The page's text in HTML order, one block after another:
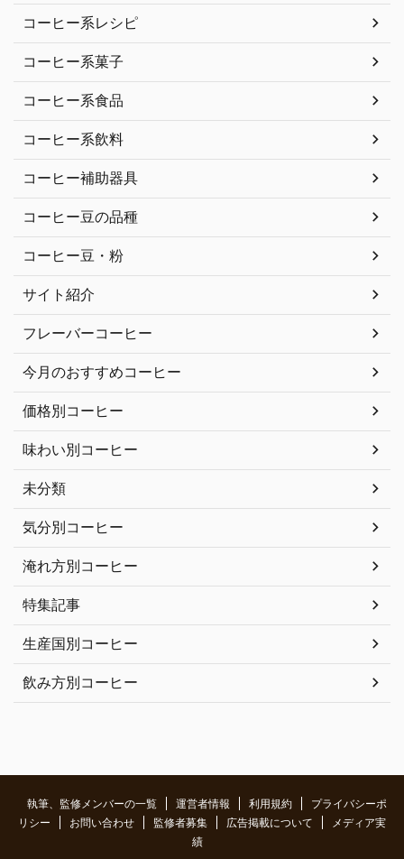
コーヒー系レシピ
コーヒー系菓子
コーヒー系食品
コーヒー系飲料
コーヒー補助器具
コーヒー豆の品種
コーヒー豆・粉
サイト紹介
フレーバーコーヒー
今月のおすすめコーヒー
価格別コーヒー
味わい別コーヒー
未分類
気分別コーヒー
淹れ方別コーヒー
特集記事
生産国別コーヒー
飲み方別コーヒー
執筆、監修メンバーの一覧 運営者情報 利用規約
プライバシーポ
リシー
お問い合わせ 監修者募集 広告掲載について
メディア実
績